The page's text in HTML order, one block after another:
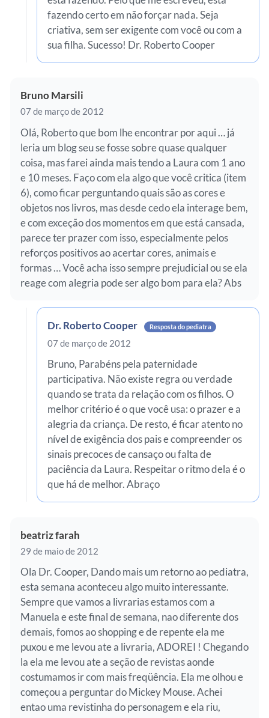
fazendo certo em não forçar nada. Seja
criativa, sem ser exigente com você ou com a
sua filha. Sucesso! Dr. Roberto Cooper
Bruno Marsili
07 de março de 2012
Olá, Roberto que bom lhe encontrar por aqui … já
leria um blog seu se fosse sobre quase qualquer
coisa, mas farei ainda mais tendo a Laura com 1 ano
e 10 meses. Faço com ela algo que você critica (item
6), como ficar perguntando quais são as cores e
objetos nos livros, mas desde cedo ela interage bem,
e com exceção dos momentos em que está cansada,
parece ter prazer com isso, especialmente pelos
reforços positivos ao acertar cores, animais e
formas … Você acha isso sempre prejudicial ou se ela
reage com alegria pode ser algo bom para ela? Abs
Dr. Roberto Cooper Resposta do pediatra
07 de março de 2012
Bruno, Parabéns pela paternidade
participativa. Não existe regra ou verdade
quando se trata da relação com os filhos. O
melhor critério é o que você usa: o prazer e a
alegria da criança. De resto, é ficar atento no
nível de exigência dos pais e compreender os
sinais precoces de cansaço ou falta de
paciência da Laura. Respeitar o ritmo dela é o
que há de melhor. Abraço
beatriz farah
29 de maio de 2012
Ola Dr. Cooper, Dando mais um retorno ao pediatra,
esta semana aconteceu algo muito interessante.
Sempre que vamos a livrarias estamos com a
Manuela e este final de semana, nao diferente dos
demais, fomos ao shopping e de repente ela me
puxou e me levou ate a livraria, ADOREI ! Chegando
la ela me levou ate a seção de revistas aonde
costumamos ir com mais freqüência. Ela me olhou e
começou a perguntar do Mickey Mouse. Achei
entao uma revistinha do personagem e ela riu,